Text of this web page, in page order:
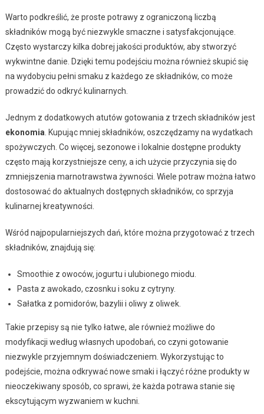
Warto podkreślić, że proste potrawy z ograniczoną liczbą
składników mogą być niezwykle smaczne i satysfakcjonujące.
Często wystarczy kilka dobrej jakości produktów, aby stworzyć
wykwintne danie. Dzięki temu podejściu można również skupić się
na wydobyciu pełni smaku z każdego ze składników, co może
prowadzić do odkryć kulinarnych.
Jednym z dodatkowych atutów gotowania z trzech składników jest
ekonomia . Kupując mniej składników, oszczędzamy na wydatkach
spożywczych. Co więcej, sezonowe i lokalnie dostępne produkty
często mają korzystniejsze ceny, a ich użycie przyczynia się do
zmniejszenia marnotrawstwa żywności. Wiele potraw można łatwo
dostosować do aktualnych dostępnych składników, co sprzyja
kulinarnej kreatywności.
Wśród najpopularniejszych dań, które można przygotować z trzech
składników, znajdują się:
Smoothie z owoców, jogurtu i ulubionego miodu.
Pasta z awokado, czosnku i soku z cytryny.
Sałatka z pomidorów, bazylii i oliwy z oliwek.
Takie przepisy są nie tylko łatwe, ale również możliwe do
modyfikacji według własnych upodobań, co czyni gotowanie
niezwykle przyjemnym doświadczeniem. Wykorzystując to
podejście, można odkrywać nowe smaki i łączyć różne produkty w
nieoczekiwany sposób, co sprawi, że każda potrawa stanie się
ekscytującym wyzwaniem w kuchni.